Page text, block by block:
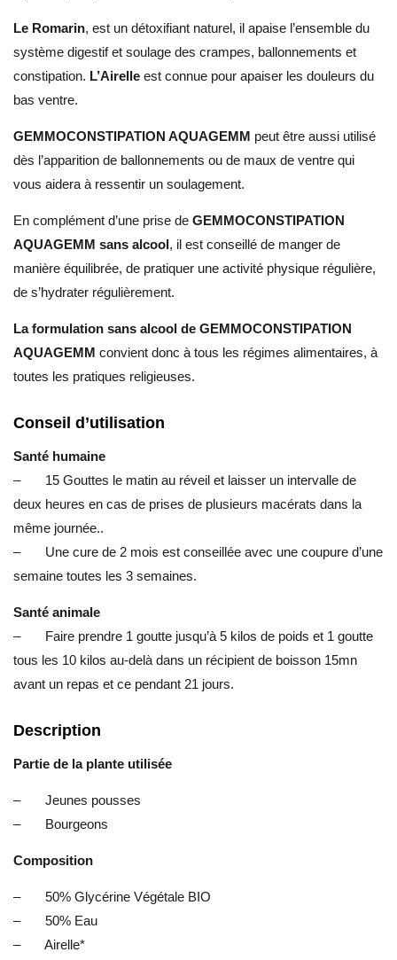
Le Romarin, est un détoxifiant naturel, il apaise l’ensemble du
système digestif et soulage des crampes, ballonnements et
constipation. L’Airelle est connue pour apaiser les douleurs du
bas ventre.
GEMMOCONSTIPATION AQUAGEMM peut être aussi utilisé
dès l’apparition de ballonnements ou de maux de ventre qui
vous aidera à ressentir un soulagement.
En complément d’une prise de GEMMOCONSTIPATION
AQUAGEMM sans alcool, il est conseillé de manger de
manière équilibrée, de pratiquer une activité physique régulière,
de s’hydrater régulièrement.
La formulation sans alcool de GEMMOCONSTIPATION
AQUAGEMM convient donc à tous les régimes alimentaires, à
toutes les pratiques religieuses.
Conseil d’utilisation
Santé humaine
– 15 Gouttes le matin au réveil et laisser un intervalle de
deux heures en cas de prises de plusieurs macérats dans la
même journée..
– Une cure de 2 mois est conseillée avec une coupure d’une
semaine toutes les 3 semaines.
Santé animale
– Faire prendre 1 goutte jusqu’à 5 kilos de poids et 1 goutte
tous les 10 kilos au-delà dans un récipient de boisson 15mn
avant un repas et ce pendant 21 jours.
Description
Partie de la plante utilisée
– Jeunes pousses
– Bourgeons
Composition
– 50% Glycérine Végétale BIO
– 50% Eau
– Airelle*